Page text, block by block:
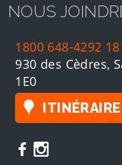
NOUS
1800 648-4292
930 des Cèdres,
1E0
ITINÉRAIRE